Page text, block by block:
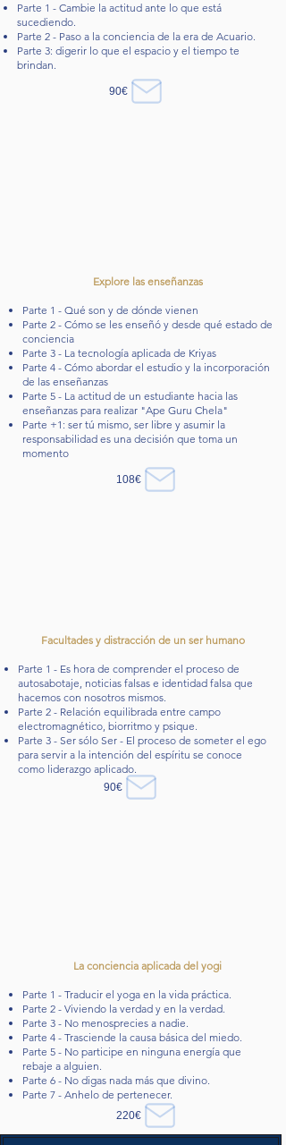
Parte 1 - Cambie la actitud ante lo que está
sucediendo.
Parte 2 - Paso a la conciencia de la era de Acuario.
Parte 3: digerir lo que el espacio y el tiempo te
brindan.
90€
Explore las enseñanzas
Parte 1 - Qué son y de dónde vienen
Parte 2 - Cómo se les enseñó y desde qué estado de
conciencia
Parte 3 - La tecnología aplicada de Kriyas
Parte 4 - Cómo abordar el estudio y la incorporación
de las enseñanzas
Parte 5 - La actitud de un estudiante hacia las
enseñanzas para realizar "Ape Guru Chela"
Parte +1: ser tú mismo, ser libre y asumir la
responsabilidad es una decisión que toma un
momento
108€
Facultades y distracción de un ser humano
Parte 1 - Es hora de comprender el proceso de
autosabotaje, noticias falsas e identidad falsa que
hacemos con nosotros mismos.
Parte 2 - Relación equilibrada entre campo
electromagnético, biorritmo y psique.
Parte 3 - Ser sólo Ser - El proceso de someter el ego
para servir a la intención del espíritu se conoce
como liderazgo aplicado.
90€
La conciencia aplicada del yogi
Parte 1 - Traducir el yoga en la vida práctica.
Parte 2 - Viviendo la verdad y en la verdad.
Parte 3 - No menosprecies a nadie.
Parte 4 - Trasciende la causa básica del miedo.
Parte 5 - No participe en ninguna energía que
rebaje a alguien.
Parte 6 - No digas nada más que divino.
Parte 7 - Anhelo de pertenecer.
220€